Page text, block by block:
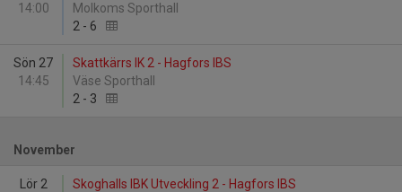
14:00
Molkoms Sporthall
2 - 6
Sön 27
14:45
Skattkärrs IK 2 - Hagfors IBS
Väse Sporthall
2 - 3
November
Lör 2
Skoghalls IBK Utveckling 2 - Hagfors IBS